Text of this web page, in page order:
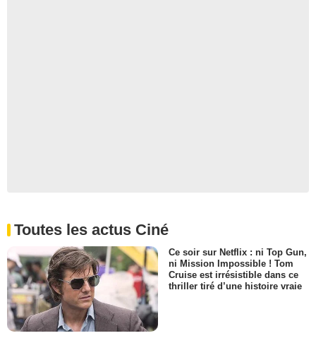
Toutes les actus Ciné
Ce soir sur Netflix : ni Top Gun,
ni Mission Impossible ! Tom
Cruise est irrésistible dans ce
thriller tiré d’une histoire vraie